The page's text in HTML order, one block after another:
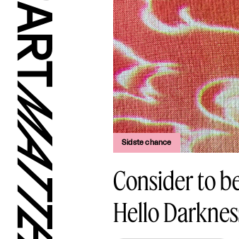
Sidste chance
Consider to
Hello